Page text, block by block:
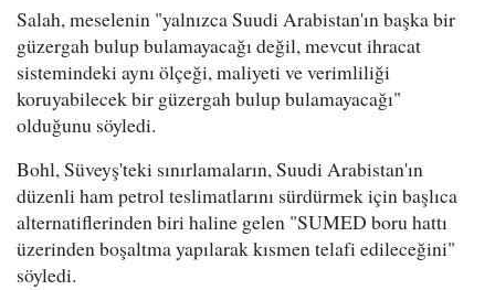
Salah, meselenin "yalnızca Suudi Arabistan'ın başka bir
güzergah bulup bulamayacağı değil, mevcut ihracat
sistemindeki aynı ölçeği, maliyeti ve verimliliği
koruyabilecek bir güzergah bulup bulamayacağı"
olduğunu söyledi.
Bohl, Süveyş'teki sınırlamaların, Suudi Arabistan'ın
düzenli ham petrol teslimatlarını sürdürmek için başlıca
alternatiflerinden biri haline gelen "SUMED boru hattı
üzerinden boşaltma yapılarak kısmen telafi edileceğini"
söyledi.